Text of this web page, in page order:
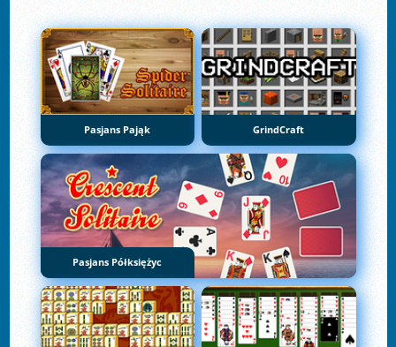
Pasjans Pająk GrindCraft
Pasjans Półksiężyc